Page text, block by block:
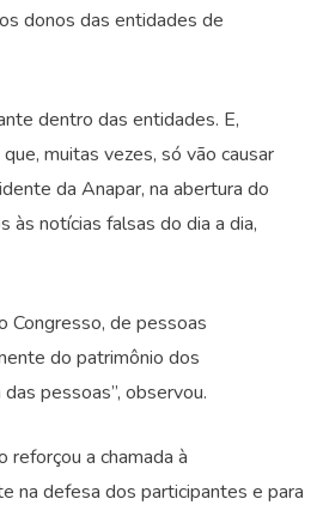
donos das entidades de
dentro das entidades. E,
muitas vezes, só vão causar
da Anapar, na abertura do
notícias falsas do dia a dia,
Congresso, de pessoas
do patrimônio dos
pessoas”, observou.
reforçou a chamada à
na defesa dos participantes e para